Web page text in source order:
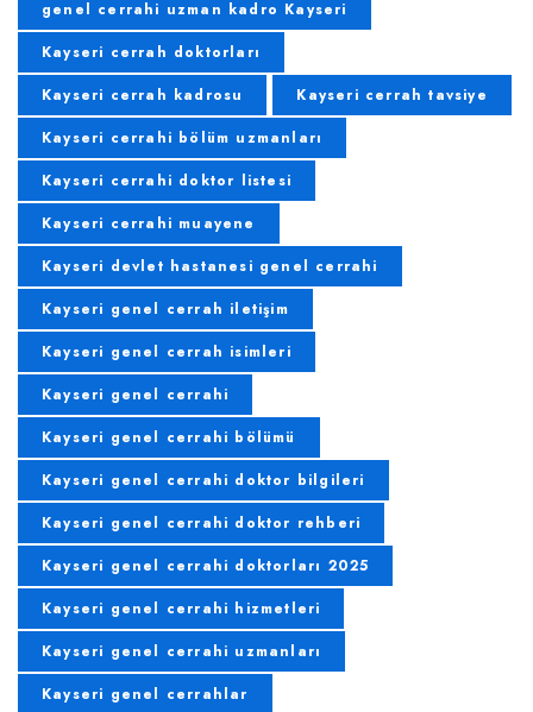
genel cerrahi uzman kadro Kayseri
Kayseri cerrah doktorları
Kayseri cerrah kadrosu
Kayseri cerrah tavsiye
Kayseri cerrahi bölüm uzmanları
Kayseri cerrahi doktor listesi
Kayseri cerrahi muayene
Kayseri devlet hastanesi genel cerrahi
Kayseri genel cerrah iletişim
Kayseri genel cerrah isimleri
Kayseri genel cerrahi
Kayseri genel cerrahi bölümü
Kayseri genel cerrahi doktor bilgileri
Kayseri genel cerrahi doktor rehberi
Kayseri genel cerrahi doktorları 2025
Kayseri genel cerrahi hizmetleri
Kayseri genel cerrahi uzmanları
Kayseri genel cerrahlar